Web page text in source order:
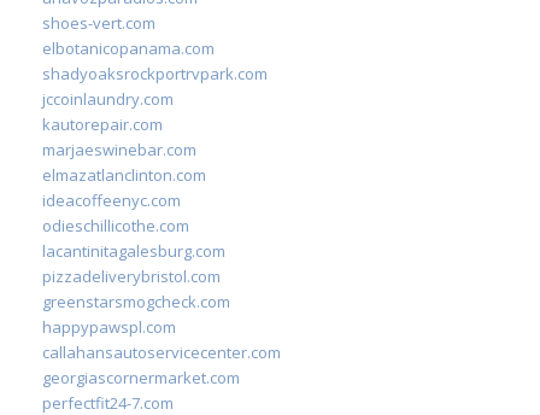
shoes-vert.com
elbotanicopanama.com
shadyoaksrockportrvpark.com
jccoinlaundry.com
kautorepair.com
marjaeswinebar.com
elmazatlanclinton.com
ideacoffeenyc.com
odieschillicothe.com
lacantinitagalesburg.com
pizzadeliverybristol.com
greenstarsmogcheck.com
happypawspl.com
callahansautoservicecenter.com
georgiascornermarket.com
perfectfit24-7.com